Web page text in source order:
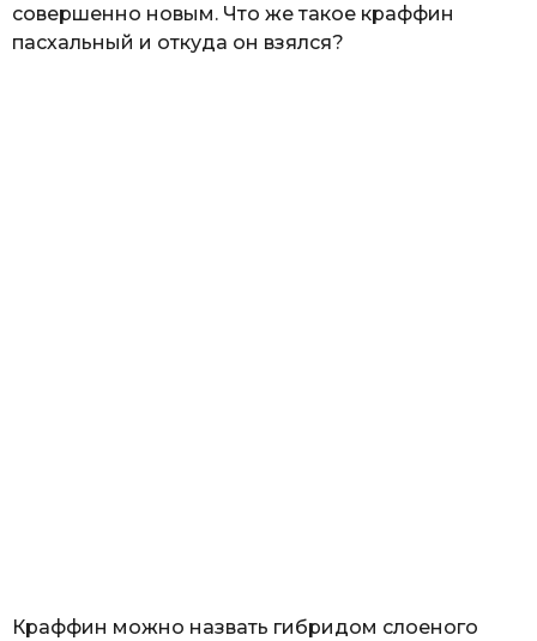
совершенно новым. Что же такое краффин
пасхальный и откуда он взялся?
Краффин можно назвать гибридом слоеного